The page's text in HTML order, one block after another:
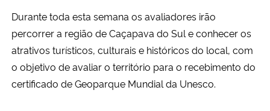
Secretaria de Governo
Gabinete de Segurança Institucional
Advocacia-Geral da União
Durante toda esta semana os avaliadores irão
percorrer a região de Caçapava do Sul e conhecer os
atrativos turísticos, culturais e históricos do local, com
o objetivo de avaliar o território para o recebimento do
certificado de Geoparque Mundial da Unesco.